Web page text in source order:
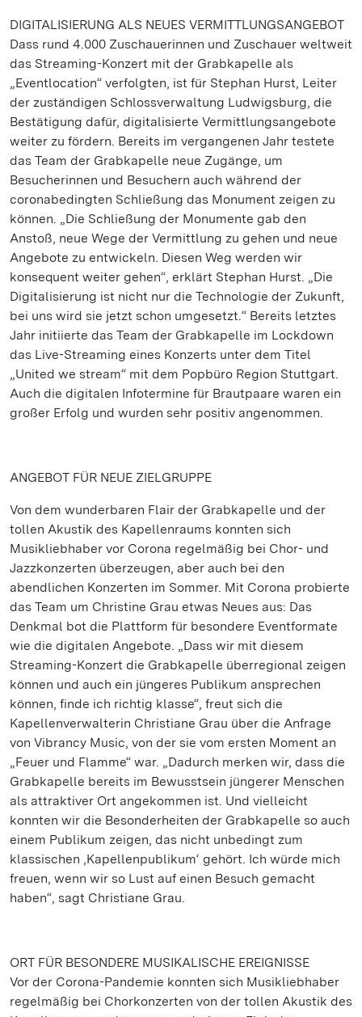
DIGITALISIERUNG ALS NEUES VERMITTLUNGSANGEBOT
Dass rund 4.000 Zuschauerinnen und Zuschauer weltweit
das Streaming-Konzert mit der Grabkapelle als
„Eventlocation“ verfolgten, ist für Stephan Hurst, Leiter
der zuständigen Schlossverwaltung Ludwigsburg, die
Bestätigung dafür, digitalisierte Vermittlungsangebote
weiter zu fördern. Bereits im vergangenen Jahr testete
das Team der Grabkapelle neue Zugänge, um
Besucherinnen und Besuchern auch während der
coronabedingten Schließung das Monument zeigen zu
können. „Die Schließung der Monumente gab den
Anstoß, neue Wege der Vermittlung zu gehen und neue
Angebote zu entwickeln. Diesen Weg werden wir
konsequent weiter gehen“, erklärt Stephan Hurst. „Die
Digitalisierung ist nicht nur die Technologie der Zukunft,
bei uns wird sie jetzt schon umgesetzt.“ Bereits letztes
Jahr initiierte das Team der Grabkapelle im Lockdown
das Live-Streaming eines Konzerts unter dem Titel
„United we stream“ mit dem Popbüro Region Stuttgart.
Auch die digitalen Infotermine für Brautpaare waren ein
großer Erfolg und wurden sehr positiv angenommen.
ANGEBOT FÜR NEUE ZIELGRUPPE
Von dem wunderbaren Flair der Grabkapelle und der
tollen Akustik des Kapellenraums konnten sich
Musikliebhaber vor Corona regelmäßig bei Chor- und
Jazzkonzerten überzeugen, aber auch bei den
abendlichen Konzerten im Sommer. Mit Corona probierte
das Team um Christine Grau etwas Neues aus: Das
Denkmal bot die Plattform für besondere Eventformate
wie die digitalen Angebote. „Dass wir mit diesem
Streaming-Konzert die Grabkapelle überregional zeigen
können und auch ein jüngeres Publikum ansprechen
können, finde ich richtig klasse“, freut sich die
Kapellenverwalterin Christiane Grau über die Anfrage
von Vibrancy Music, von der sie vom ersten Moment an
„Feuer und Flamme“ war. „Dadurch merken wir, dass die
Grabkapelle bereits im Bewusstsein jüngerer Menschen
als attraktiver Ort angekommen ist. Und vielleicht
konnten wir die Besonderheiten der Grabkapelle so auch
einem Publikum zeigen, das nicht unbedingt zum
klassischen ‚Kapellenpublikum‘ gehört. Ich würde mich
freuen, wenn wir so Lust auf einen Besuch gemacht
haben“, sagt Christiane Grau.
ORT FÜR BESONDERE MUSIKALISCHE EREIGNISSE
Vor der Corona-Pandemie konnten sich Musikliebhaber
regelmäßig bei Chorkonzerten von der tollen Akustik des